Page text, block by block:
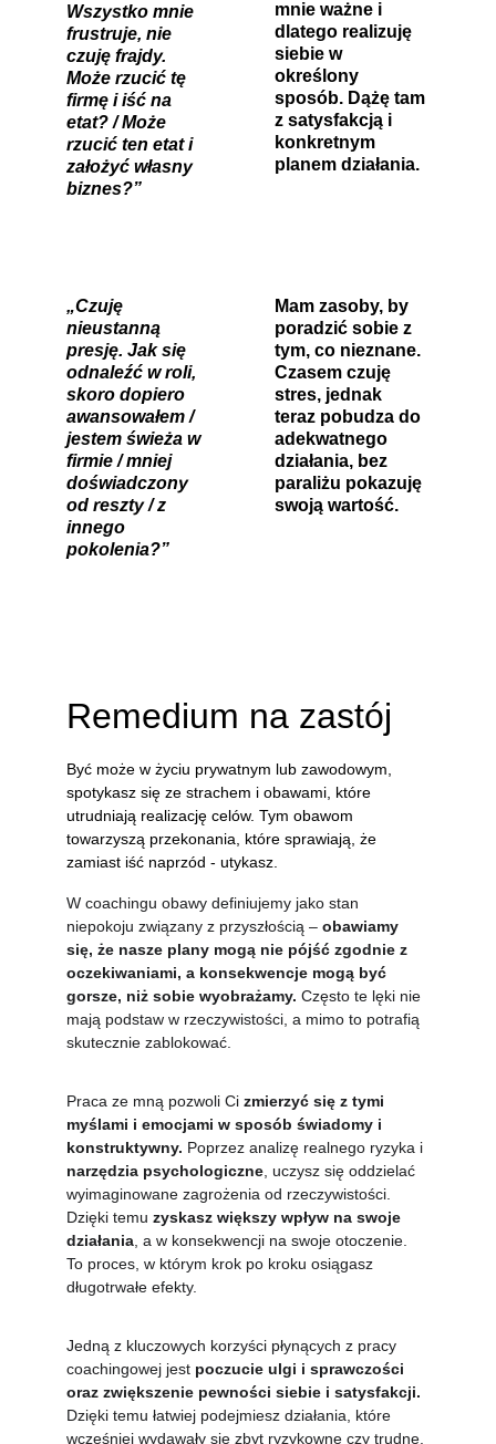
Wszystko mnie
frustruje, nie
czuję frajdy.
Może rzucić tę
firmę i iść na
etat? / Może
rzucić ten etat i
założyć własny
biznes?”
„Czuję
nieustanną
presję. Jak się
odnaleźć w roli,
skoro dopiero
awansowałem /
jestem świeża w
firmie / mniej
doświadczony
od reszty / z
innego
pokolenia?”
mnie ważne i
dlatego realizuję
siebie w
określony
sposób. Dążę tam
z satysfakcją i
konkretnym
planem działania.
Mam zasoby, by
poradzić sobie z
tym, co nieznane.
Czasem czuję
stres, jednak
teraz pobudza do
adekwatnego
działania, bez
paraliżu pokazuję
swoją wartość.
Remedium na zastój
Być może w życiu prywatnym lub zawodowym,
spotykasz się ze strachem i obawami, które
utrudniają realizację celów. Tym obawom
towarzyszą przekonania, które sprawiają, że
zamiast iść naprzód - utykasz.
W coachingu obawy definiujemy jako stan
niepokoju związany z przyszłością – obawiamy
się, że nasze plany mogą nie pójść zgodnie z
oczekiwaniami, a konsekwencje mogą być
gorsze, niż sobie wyobrażamy. Często te lęki nie
mają podstaw w rzeczywistości, a mimo to potrafią
skutecznie zablokować.
Praca ze mną pozwoli Ci zmierzyć się z tymi
myślami i emocjami w sposób świadomy i
konstruktywny. Poprzez analizę realnego ryzyka i
narzędzia psychologiczne , uczysz się oddzielać
wyimaginowane zagrożenia od rzeczywistości.
Dzięki temu zyskasz większy wpływ na swoje
działania , a w konsekwencji na swoje otoczenie.
To proces, w którym krok po kroku osiągasz
długotrwałe efekty.
Jedną z kluczowych korzyści płynących z pracy
coachingowej jest poczucie ulgi i sprawczości
oraz zwiększenie pewności siebie i satysfakcji.
Dzięki temu łatwiej podejmiesz działania, które
wcześniej wydawały się zbyt ryzykowne czy trudne.